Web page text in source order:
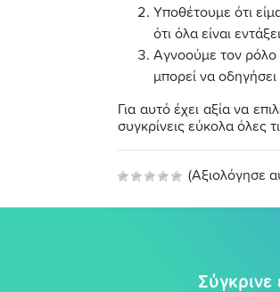
Υποθέτουμε ότι
ότι όλα είναι
Αγνοούμε τον ρόλο
μπορεί να
Για αυτό έχει αξία να
συγκρίνεις εύκολα όλες
(Αξιολόγησε
Σύγκρινε